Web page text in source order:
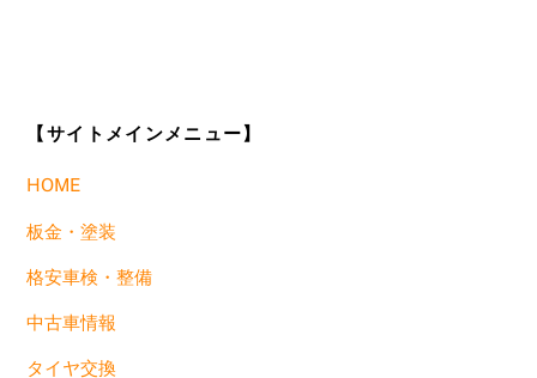
【サイトメインメニュー】
HOME
板金・塗装
格安車検・整備
中古車情報
タイヤ交換